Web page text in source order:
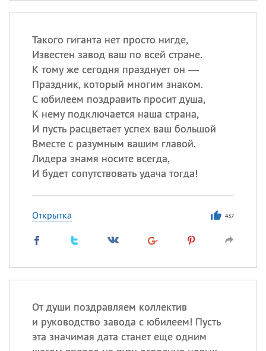
Такого гиганта нет просто нигде,
Известен завод ваш по всей стране.
К тому же сегодня празднует он —
Праздник, который многим знаком.
С юбилеем поздравить просит душа,
К нему подключается наша страна,
И пусть расцветает успех ваш большой
Вместе с разумным вашим главой.
Лидера знамя носите всегда,
И будет сопутствовать удача тогда!
Открытка 437
От души поздравляем коллектив
и руководство завода с юбилеем! Пусть
эта значимая дата станет еще одним